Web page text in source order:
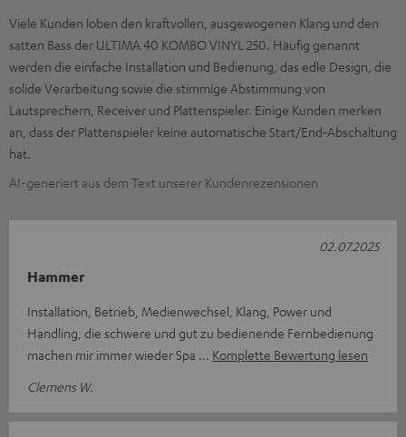
Viele Kunden loben den kraftvollen, ausgewogenen Klang und den
satten Bass der ULTIMA 40 KOMBO VINYL 250. Häufig genannt
werden die einfache Installation und Bedienung, das edle Design, die
solide Verarbeitung sowie die stimmige Abstimmung von
Lautsprechern, Receiver und Plattenspieler. Einige Kunden merken
an, dass der Plattenspieler keine automatische Start/End‑Abschaltung
hat.
AI-generiert aus dem Text unserer Kundenrezensionen
Hammer
Installation, Betrieb, Medienwechsel, Klang, Power und
Handling, die schwere und gut zu bedienende Fernbedienung
machen mir immer wieder Spa
Komplette Bewertung lesen
Clemens W.
02.07.2025